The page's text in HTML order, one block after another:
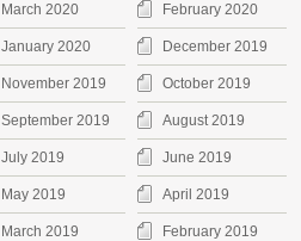
March 2020 February 2020
January 2020 December 2019
November 2019 October 2019
September 2019 August 2019
July 2019 June 2019
May 2019 April 2019
March 2019 February 2019